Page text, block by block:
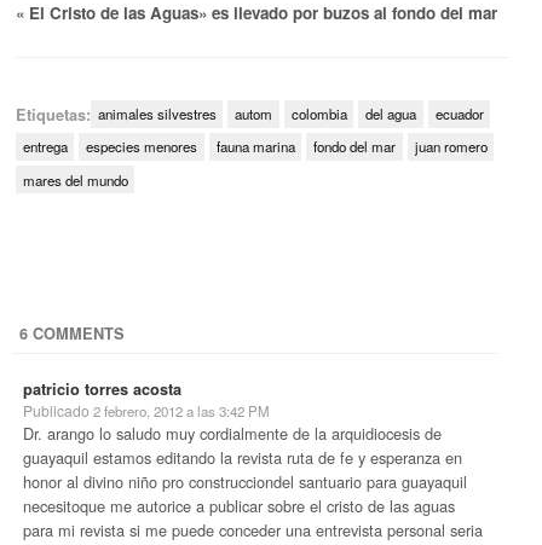
« El Cristo de las Aguas» es llevado por buzos al fondo del mar
Etiquetas: animales silvestres autom colombia del agua
ecuador
entrega
especies menores fauna marina fondo del mar
juan romero
mares del mundo
6 COMMENTS
patricio torres acosta
Publicado2 febrero, 2012 a las 3:42 PM
Dr. arango lo saludo muy cordialmente de la arquidiocesis de
guayaquil estamos editando la revista ruta de fe y esperanza en
honor al divino niño pro construcciondel santuario para guayaquil
necesitoque me autorice a publicar sobre el cristo de las aguas
para mi revista si me puede conceder una entrevista personal seria